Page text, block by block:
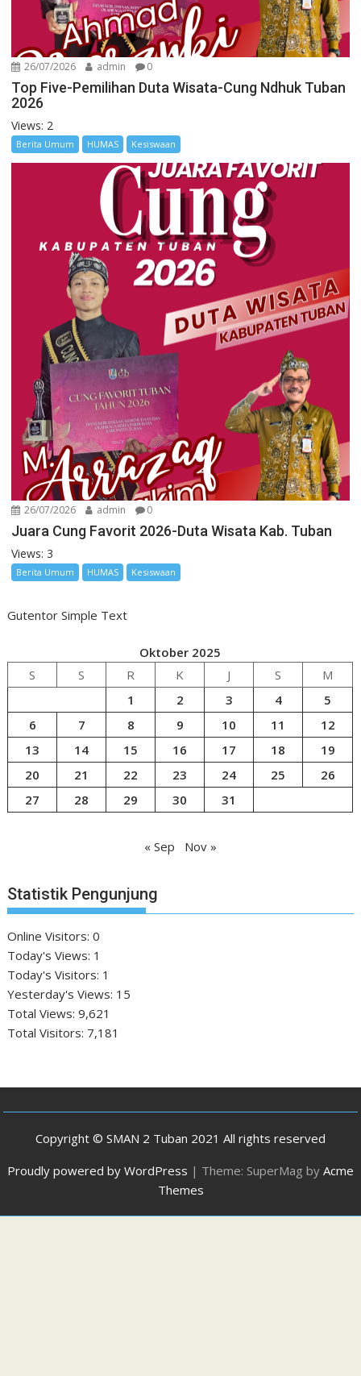
26/07/2026 admin 0
Top Five-Pemilihan Duta Wisata-Cung Ndhuk Tuban
2026
Views: 2
Berita Umum HUMAS Kesiswaan
26/07/2026 admin 0
Juara Cung Favorit 2026-Duta Wisata Kab. Tuban
Views: 3
Berita Umum HUMAS Kesiswaan
Gutentor Simple Text
Oktober 2025
S
S R K J S
M
1
2 3 4
5
6
7 8 9 10 11
12
13
14 15 16 17 18
19
20
21 22 23 24 25
26
27
28 29 30 31
« Sep Nov »
Statistik Pengunjung
Online Visitors:0
Today's Views: 1
Today's Visitors: 1
Yesterday's Views: 15
Total Views:9,621
Total Visitors: 7,181
Copyright © SMAN 2 Tuban 2021 All rights reserved
Proudly powered by WordPress | Theme: SuperMag by Acme
Themes